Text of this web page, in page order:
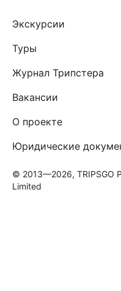
Экскурсии
Туры
Журнал Трипстера
Вакансии
О проекте
Юридические
© 2013—2026, TRIPSGO
Limited